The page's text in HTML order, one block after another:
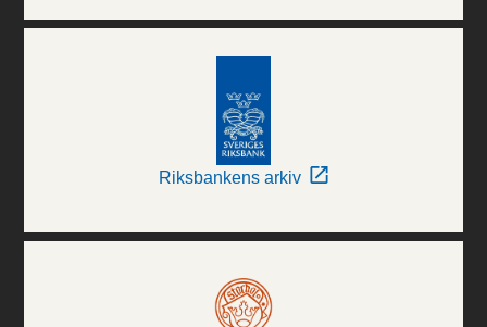
Riksbankens arkiv